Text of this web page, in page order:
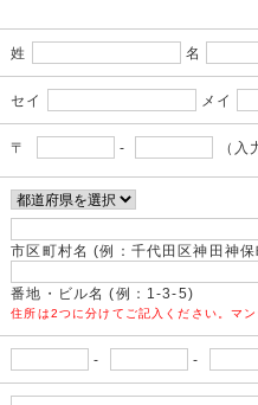
姓 名
セイ メイ
〒 - （入
市区町村名 (例：千代田区神田神保
番地・ビル名 (例：1-3-5)
住所は2つに分けてご記入ください。マ
- -